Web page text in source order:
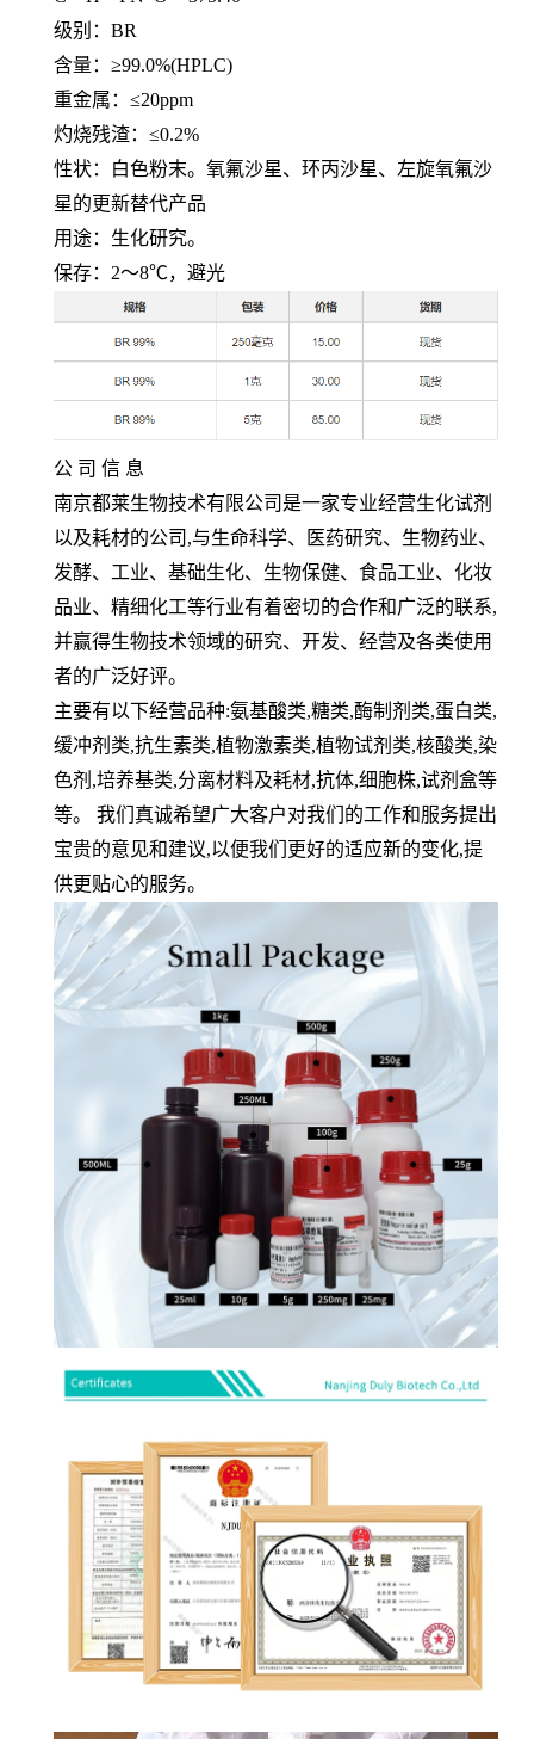
级别： BR
含量：≥99.0%(HPLC)
重金属：≤20ppm
灼烧残渣：≤0.2%
性状：白色粉末。氧氟沙星、环丙沙星、左旋氧氟沙
星的更新替代产品
用途：生化研究。
保存： 2～8℃，避光
公 司 信 息
南京都莱生物技术有限公司是一家专业经营生化试剂
以及耗材的公司 ,与生命科学、医药研究、生物药业、
发酵、工业、基础生化、生物保健、食品工业、化妆
品业、精细化工等行业有着密切的合作和广泛的联系,
并赢得生物技术领域的研究、开发、经营及各类使用
者的广泛好评。
主要有以下经营品种:氨基酸类,糖类,酶制剂类,蛋白类,
缓冲剂类,抗生素类,植物激素类,植物试剂类,核酸类,染
色剂 ,培养基类,分离材料及耗材,抗体,细胞株,试剂盒等
等。 我们真诚希望广大客户对我们的工作和服务提出
宝贵的意见和建议,以便我们更好的适应新的变化,提
供更贴心的服务。